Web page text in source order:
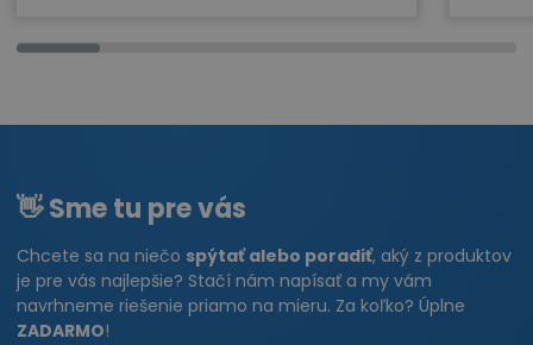
👋 Sme tu pre vás
Chcete sa na niečo spýtať alebo poradiť, aký z produktov
je pre vás najlepšie? Stačí nám napísať a my vám
navrhneme riešenie priamo na mieru. Za koľko? Úplne
ZADARMO!